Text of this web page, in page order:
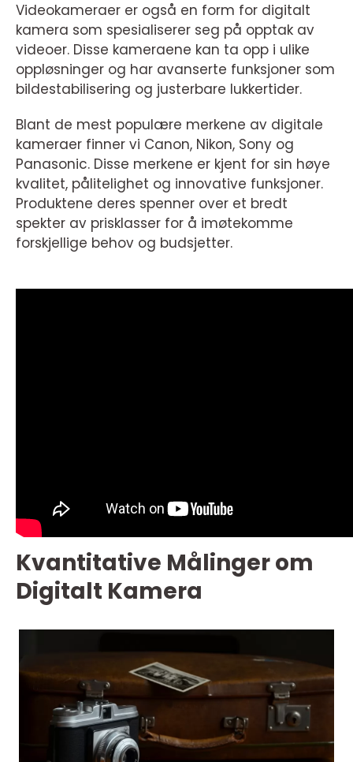
Videokameraer er også en form for digitalt
kamera som spesialiserer seg på opptak av
videoer. Disse kameraene kan ta opp i ulike
oppløsninger og har avanserte funksjoner som
bildestabilisering og justerbare lukkertider.
Blant de mest populære merkene av digitale
kameraer finner vi Canon, Nikon, Sony og
Panasonic. Disse merkene er kjent for sin høye
kvalitet, pålitelighet og innovative funksjoner.
Produktene deres spenner over et bredt
spekter av prisklasser for å imøtekomme
forskjellige behov og budsjetter.
Kvantitative Målinger om
Digitalt Kamera